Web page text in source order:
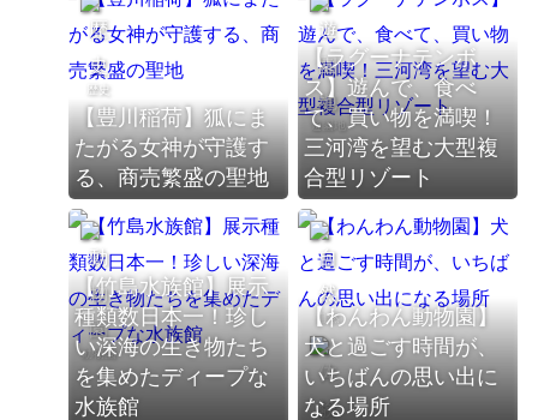
自然
体験 遊園地
歴史
【豊川稲荷】狐にま
たがる女神が守護す
る、商売繁盛の聖地
遊園地
【ラグーナテンボ
ス】遊んで、食べ
て、買い物を満喫！
三河湾を望む大型複
合型リゾート
動物園
【竹島水族館】展示
種類数日本一！珍し
い深海の生き物たち
を集めたディープな
水族館
自然
【わんわん動物園】
犬と過ごす時間が、
いちばんの思い出に
なる場所